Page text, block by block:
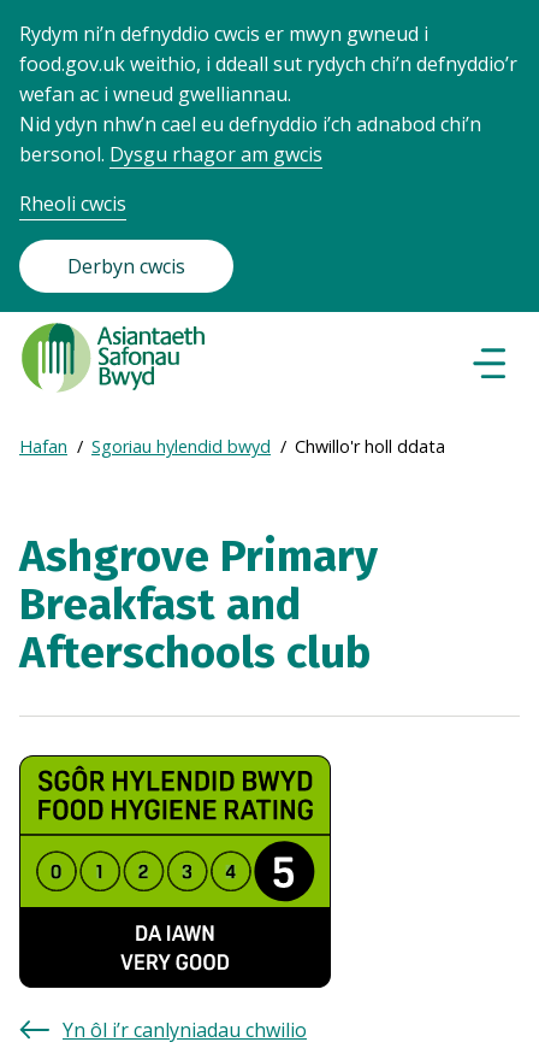
Rydym ni’n defnyddio cwcis er mwyn gwneud i
food.gov.uk weithio, i ddeall sut rydych chi’n defnyddio’r
wefan ac i wneud gwelliannau.
Nid ydyn nhw’n cael eu defnyddio i’ch adnabod chi’n
bersonol. Dysgu rhagor am gwcis
Rheoli cwcis
Derbyn cwcis
Food
Standards
Agency
Frontpage
Breadcrumb
Expand
breadcrumb
Hafan Sgoriau hylendid bwyd Chwillo'r holl ddata
Ashgrove Primary
Breakfast and
Afterschools club
Yn ôl i’r canlyniadau chwilio